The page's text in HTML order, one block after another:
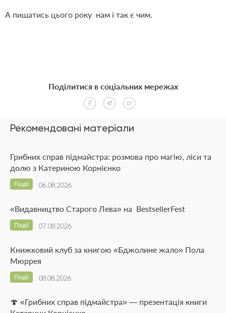
А пишатись цього року нам і так є чим.
Рекомендовані матеріали
Грибних справ підмайстра: розмова про магію, ліси та
долю з Катериною Корнієнко
06.08.2026
Події
«Видавництво Старого Лева» на BestsellerFest
07.08.2026
Події
Книжковий клуб за книгою «Бджолине жало» Пола
Мюррея
08.08.2026
Події
🍄 «Грибних справ підмайстра» — презентація книги
Поділитися в соціальних мережах